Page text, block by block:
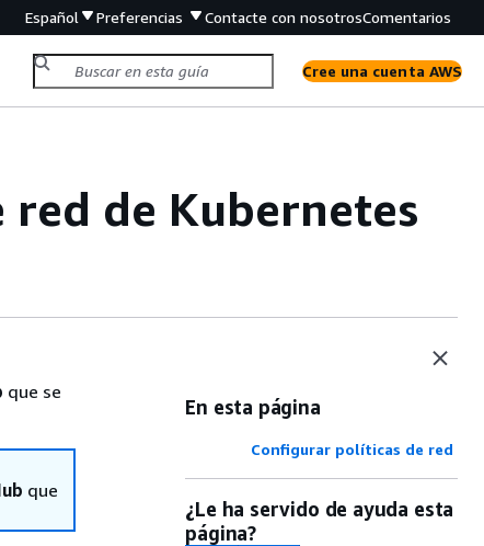
Español Preferencias Contacte con nosotrosComentarios
Cree una cuenta AWS
de Kubernetes
que se
que
En esta página
Configurar políticas de red
¿Le ha servido de ayuda esta
página?